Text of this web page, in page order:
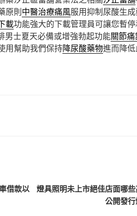
原則中醫治療痛風服用抑制尿酸生
載功能強大的下載管理員可讓您暫
男士夏天必備或增強勃起功能關節
用幫助我們保持降尿酸藥物進而降
借款以
燈具照明未上市絕佳店面哪
公開發